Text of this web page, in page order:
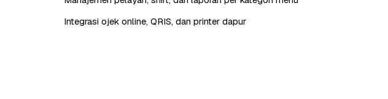
Integrasi ojek online, QRIS, dan printer dapur